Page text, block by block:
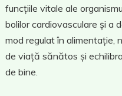
funcțiile vitale ale
bolilor cardiovasculare și a
mod regulat în alimentație,
de viață sănătos și
de bine.